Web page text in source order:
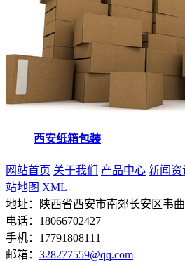
西安纸箱包装
网站首页 关于我们 产品中心 新闻资
站地图 XML
地址：陕西省西安市南郊长安区韦
电话：18066702427
手机：17791808111
邮箱： 328277559@qq.com